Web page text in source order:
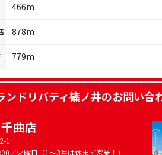
466m
878m
779m
ンドリバティ篠ノ井のお問い合
曲店
1
／火曜日（1～3月は休まず営業！）